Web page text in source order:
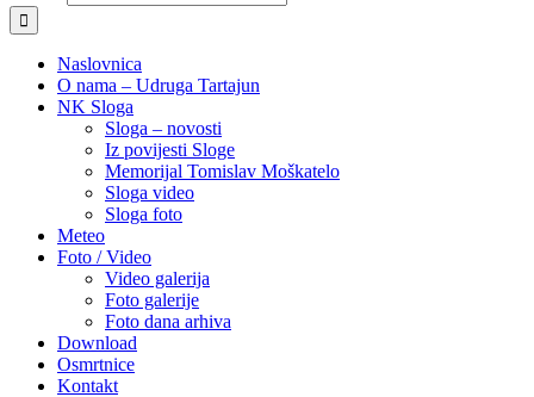
Naslovnica
O nama – Udruga Tartajun
NK Sloga
Sloga – novosti
Iz povijesti Sloge
Memorijal Tomislav Moškatelo
Sloga video
Sloga foto
Meteo
Foto / Video
Video galerija
Foto galerije
Foto dana arhiva
Download
Osmrtnice
Kontakt